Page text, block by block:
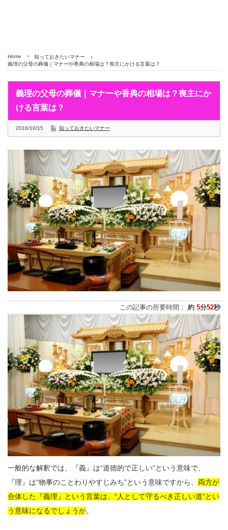
Home
知っておきたいマナー
義理の父母の葬儀｜マナーや香典の相場は？喪主にかける言葉は？
義理の父母の葬儀｜マナーや香典の相場は？喪主にか
ける言葉は？
2016/10/15 知っておきたいマナー
この記事の所要時間： 約 5分52秒
一般的な解釈では、『義』は“道徳的で正しい”という意味で、
『理』は“物事のことわりやすじみち”という意味ですから、 両方が
合体した『義理』という言葉は、“人として守るべき正しい道”とい
う意味になるでしょうか。